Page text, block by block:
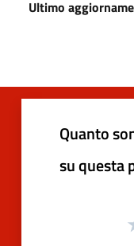
Ultimo
Quanto
su questa